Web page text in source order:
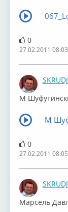
0
27.02.2011 08:03
М
М
0
27.02.2011 08:05
Марсель